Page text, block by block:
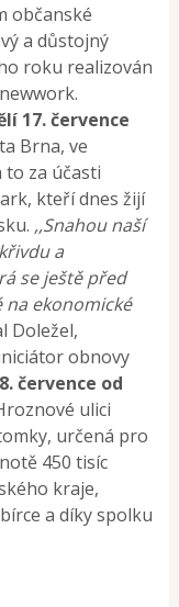
občanské
a důstojný
roku realizován
17. července
Brna, ve
to za účasti
kteří dnes žijí
,,Snahou naší
a
se ještě před
ekonomické
Doležel,
obnovy
července od
ulici
určená pro
450 tisíc
kraje,
a díky spolku